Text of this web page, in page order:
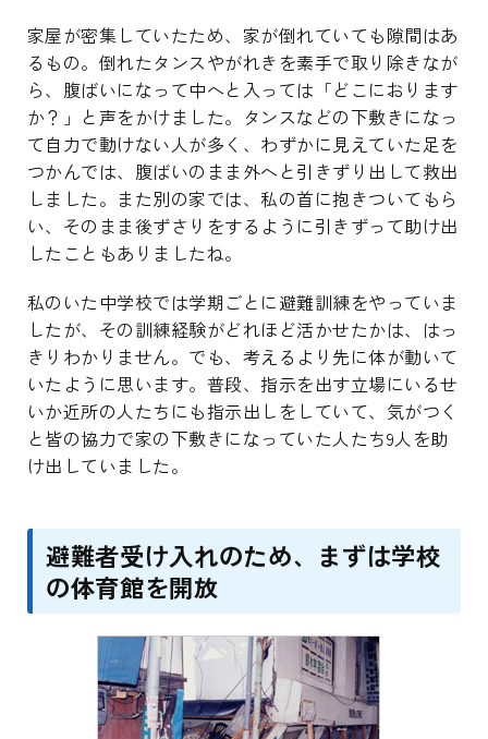
家屋が密集していたため、家が倒れていても隙間はあ
るもの。倒れたタンスやがれきを素手で取り除きなが
ら、腹ばいになって中へと入っては「どこにおります
か？」と声をかけました。タンスなどの下敷きになっ
て自力で動けない人が多く、わずかに見えていた足を
つかんでは、腹ばいのまま外へと引きずり出して救出
しました。また別の家では、私の首に抱きついてもら
い、そのまま後ずさりをするように引きずって助け出
したこともありましたね。
私のいた中学校では学期ごとに避難訓練をやっていま
したが、その訓練経験がどれほど活かせたかは、はっ
きりわかりません。でも、考えるより先に体が動いて
いたように思います。普段、指示を出す立場にいるせ
いか近所の人たちにも指示出しをしていて、気がつく
と皆の協力で家の下敷きになっていた人たち9人を助
け出していました。
避難者受け入れのため、まずは学校
の体育館を開放